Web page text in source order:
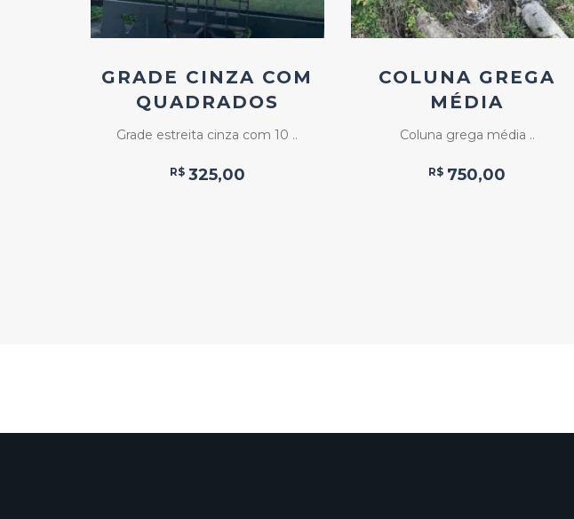
GRADE CINZA COM
QUADRADOS
Grade estreita cinza com 10 ..
R$ 325,00
COLUNA GREGA
MÉDIA
Coluna grega média ..
R$ 750,00